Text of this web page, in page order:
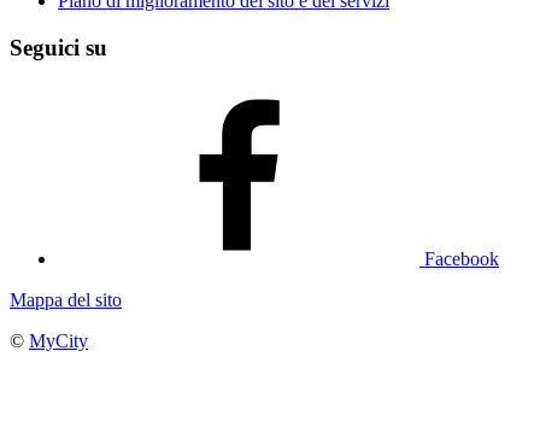
Seguici su
Facebook
Mappa del sito
© MyCity